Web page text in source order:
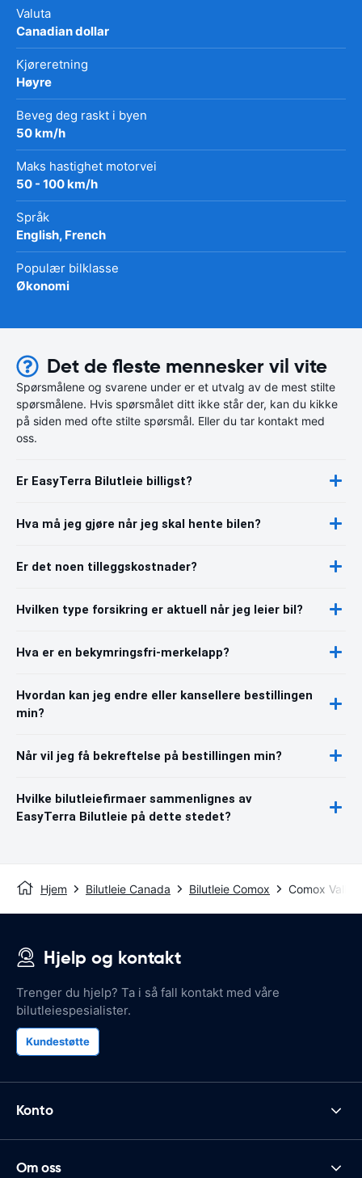
Valuta
Canadian dollar
Kjøreretning
Høyre
Beveg deg raskt i byen
50 km/h
Maks hastighet motorvei
50 - 100 km/h
Språk
English, French
Populær bilklasse
Økonomi
Det de fleste mennesker vil vite
Spørsmålene og svarene under er et utvalg av de mest stilte
spørsmålene. Hvis spørsmålet ditt ikke står der, kan du kikke
på siden med ofte stilte spørsmål. Eller du tar kontakt med
oss.
Er EasyTerra Bilutleie billigst?
Hva må jeg gjøre når jeg skal hente bilen?
Er det noen tilleggskostnader?
Hvilken type forsikring er aktuell når jeg leier bil?
Hva er en bekymringsfri-merkelapp?
Hvordan kan jeg endre eller kansellere bestillingen
min?
Når vil jeg få bekreftelse på bestillingen min?
Hvilke bilutleiefirmaer sammenlignes av
EasyTerra Bilutleie på dette stedet?
Hjem Bilutleie Canada Bilutleie Comox Comox
Hjelp og kontakt
Trenger du hjelp? Ta i så fall kontakt med våre
bilutleiespesialister.
Kundestøtte
Konto
Om oss